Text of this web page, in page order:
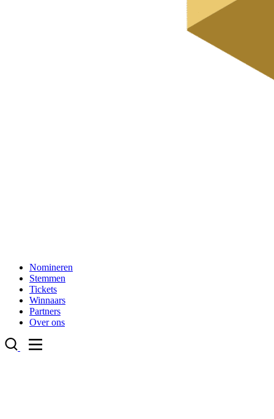
Nomineren
Stemmen
Tickets
Winnaars
Partners
Over ons